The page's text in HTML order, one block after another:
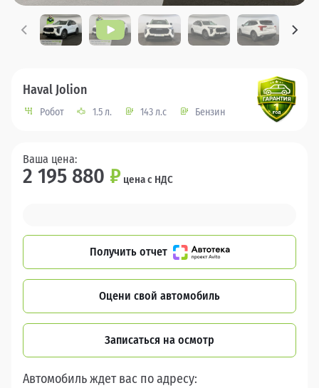
Haval Jolion
Робот 1.5 л. 143 л.с Бензин
Ваша цена:
2 195 880 ₽ цена с НДС
Получить отчет
Оцени свой автомобиль
Записаться на осмотр
Автомобиль ждет вас по адресу: